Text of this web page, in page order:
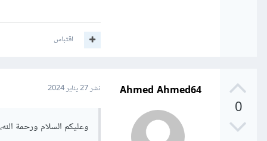
اقتباس
0
Ahmed Ahmed64 نشر27 يناير 2024
وعليكم السلام ورحمة الله،